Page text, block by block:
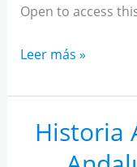
Open to access
Historia
Rendimiento
Andalucía
enero
Leer más »
Historia